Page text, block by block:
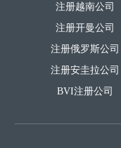
注册越南公司
注册开曼公司
注册俄罗斯公司
注册安圭拉公司
BVI注册公司